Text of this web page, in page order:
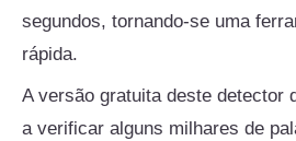
segundos, tornando-se uma
rápida.
A versão gratuita deste detector
a verificar alguns milhares de